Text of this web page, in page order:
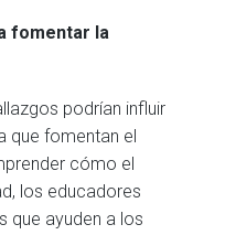
fomentar la
podrían influir
que fomentan el
cómo el
los educadores
que ayuden a los